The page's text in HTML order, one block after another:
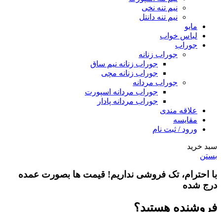
نیم تنه نخی
نیم تنه دانتل
مایو
لباس خواب
جوراب
جوراب زنانه
جوراب زنانه نیم ساق
جوراب زنانه مچی
جوراب مردانه
جوراب مردانه اسپورت
جوراب مردانه پادار
علاقه مندی
مقایسه
ورود / ثبت نام
سبد خرید
بستن
با احترام، تک فروشی نداریم! قیمت ها بصورت عمده
درج شده
فروشنده هستید؟